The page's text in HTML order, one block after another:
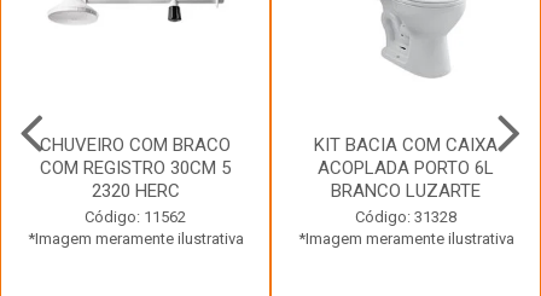
CHUVEIRO COM BRACO
COM REGISTRO 30CM 5
2320 HERC
Código: 11562
*Imagem meramente ilustrativa
KIT BACIA COM CAIXA
ACOPLADA PORTO 6L
BRANCO LUZARTE
Código: 31328
*Imagem meramente ilustrativa